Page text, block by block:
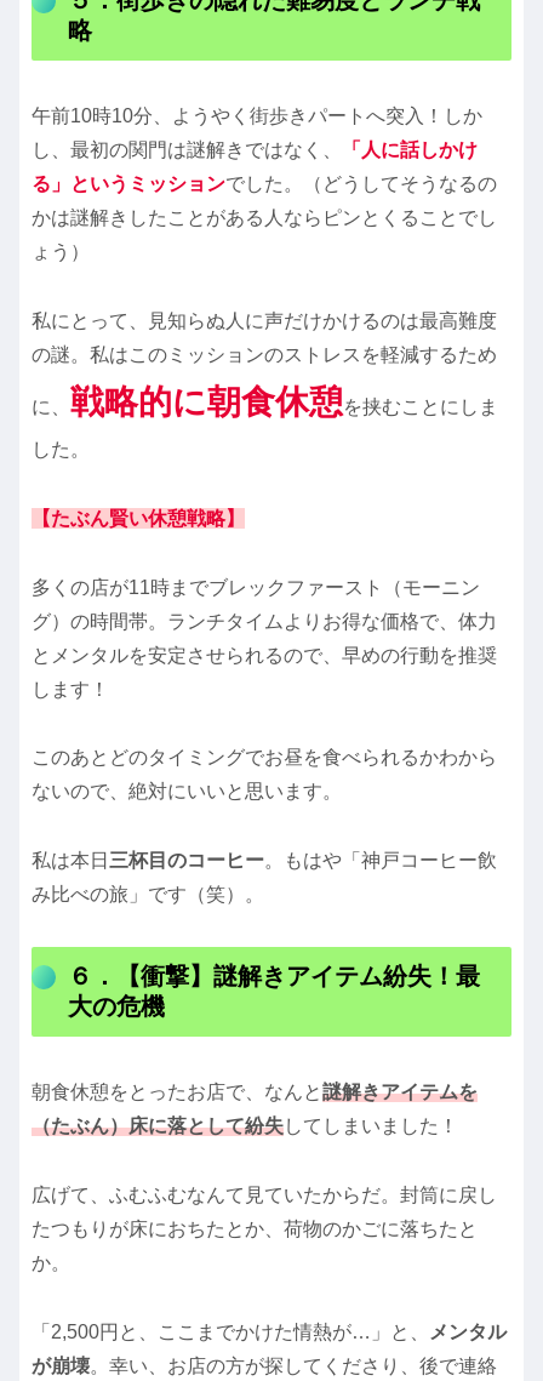
略
午前10時10分、ようやく街歩きパートへ突入！しか
し、最初の関門は謎解きではなく、
「人に話しかけ
る」というミッションでした。（どうしてそうなるの
かは謎解きしたことがある人ならピンとくることでし
ょう）
私にとって、見知らぬ人に声だけかけるのは最高難度
の謎。私はこのミッションのストレスを軽減するため
に、 戦略的に朝食休憩を挟むことにしま
した。
【たぶん賢い休憩戦略】
多くの店が11時までブレックファースト（モーニン
グ）の時間帯。ランチタイムよりお得な価格で、体力
とメンタルを安定させられるので、早めの行動を推奨
します！
このあとどのタイミングでお昼を食べられるかわから
ないので、絶対にいいと思います。
私は本日 三杯目のコーヒー。もはや「神戸コーヒー飲
み比べの旅」です（笑）。
６．【衝撃】謎解きアイテム紛失！最
大の危機
朝食休憩をとったお店で、なんと謎解きアイテムを
（たぶん）床に落として紛失してしまいました！
広げて、ふむふむなんて見ていたからだ。封筒に戻し
たつもりが床におちたとか、荷物のかごに落ちたと
か。
「2,500円と、ここまでかけた情熱が…」と、
メンタル
が崩壊。幸い、お店の方が探してくださり、後で連絡